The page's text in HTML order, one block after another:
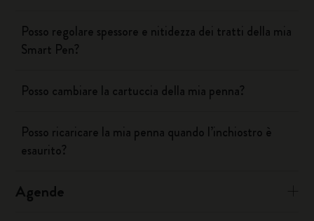
Posso regolare spessore e nitidezza dei tratti della mia
Smart Pen?
Posso cambiare la cartuccia della mia penna?
Posso ricaricare la mia penna quando l’inchiostro è
esaurito?
Agende